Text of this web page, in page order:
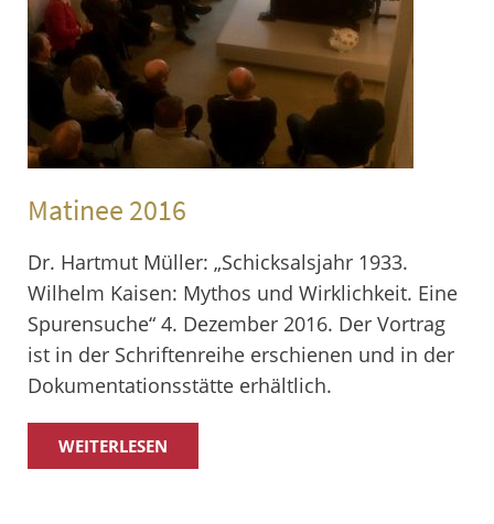
Kooperationen
Chronik
Spenden
Engagement
Führungen
Anfahrt
Teambereich
Matinee 2016
Dr. Hartmut Müller: „Schicksalsjahr 1933.
Wilhelm Kaisen: Mythos und Wirklichkeit. Eine
Spurensuche“ 4. Dezember 2016. Der Vortrag
ist in der Schriftenreihe erschienen und in der
Dokumentationsstätte erhältlich.
WEITERLESEN